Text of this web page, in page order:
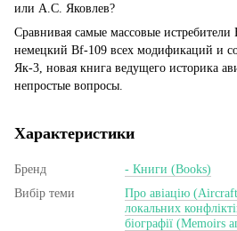
или А.С. Яковлев?
Сравнивая самые массовые истребители
немецкий Bf-109 всех модификаций и
Як-3, новая книга ведущего историка
непростые вопросы.
Характеристики
Бренд
- Книги (Books)
Вибір теми
Про авіацію
локальних
біографії (Memoirs